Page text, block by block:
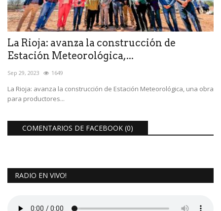
La Rioja: avanza la construcción de
Estación Meteorológica,...
Sep 29, 2023 1649
La Rioja: avanza la construcción de Estación Meteorológica, una obra
para productores...
COMENTARIOS DE FACEBOOK (0)
RADIO EN VIVO!